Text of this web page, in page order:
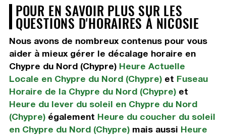
POUR EN SAVOIR PLUS SUR LES
QUESTIONS D'HORAIRES À NICOSIE
Nous avons de nombreux contenus pour vous
aider à mieux gérer le décalage horaire en
Chypre du Nord (Chypre) Heure Actuelle
Locale en Chypre du Nord (Chypre)et Fuseau
Horaire de la Chypre du Nord (Chypre)et
Heure du lever du soleil en Chypre du Nord
(Chypre)également Heure du coucher du soleil
en Chypre du Nord (Chypre)mais aussi Heure